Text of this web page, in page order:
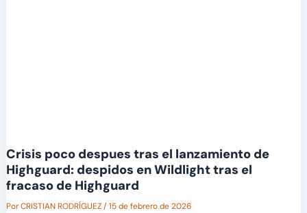
Crisis poco despues tras el lanzamiento de
Highguard: despidos en Wildlight tras el
fracaso de Highguard
PorCRISTIAN RODRÍGUEZ/15 de febrero de 2026